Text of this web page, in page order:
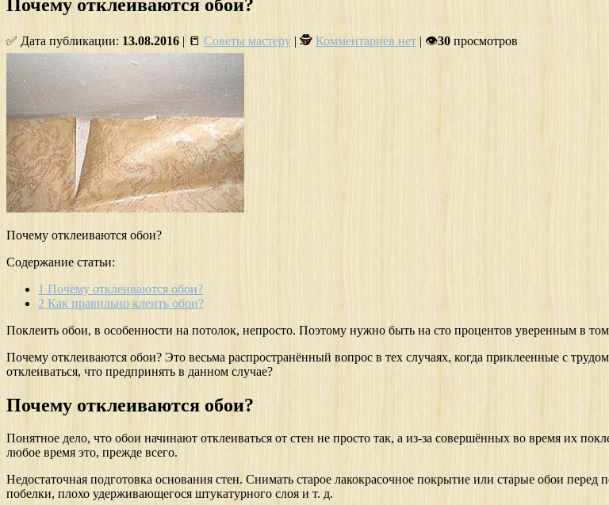
Почему отклеиваются обои?
✅ Дата публикации: 13.08.2016 | 📒 Советы мастеру | 🕵 Комментариев нет | 👁30 просмотров
Почему отклеиваются обои?
Содержание статьи:
1 Почему отклеиваются обои?
2 Как правильно клеить обои?
Поклеить обои, в особенности на потолок, непросто. Поэтому нужно быть на сто процентов уверенным в
Почему отклеиваются обои? Это весьма распространённый вопрос в тех случаях, когда приклеенные с
отклеиваться, что предпринять в данном случае?
Почему отклеиваются обои?
Понятное дело, что обои начинают отклеиваться от стен не просто так, а из-за совершённых во время их
любое время это, прежде всего.
Недостаточная подготовка основания стен. Снимать старое лакокрасочное покрытие или старые обои
побелки, плохо удерживающегося штукатурного слоя и т. д.